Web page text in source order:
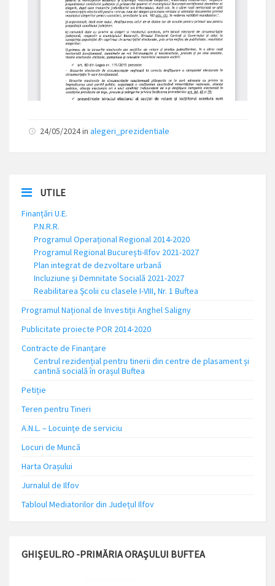
24/05/2024in alegeri_prezidentiale
UTILE
Finanțări U.E.
P.N.R.R.
Programul Operațional Regional 2014-2020
Programul Regional București-Ilfov 2021-2027
Plan integrat de dezvoltare urbană
Incluziune și Demnitate Socială 2021-2027
Reabilitarea Școlii cu clasele I-VIII, Nr. 1 Buftea
Programul Național de Investiții Anghel Saligny
Publicitate proiecte POR 2014-2020
Contracte de Finanțare
Centrul rezidențial pentru tinerii din centre de plasament și
cantină socială în orașul Buftea
Petiție
Teren pentru Tineri
A.N.L. – Locuinţe de serviciu
Locuri de Muncă
Harta Orașului
Jurnalul de Ilfov
Tabloul Mediatorilor din Județul Ilfov
GHIȘEUL.RO -PRIMĂRIA ORAȘULUI BUFTEA